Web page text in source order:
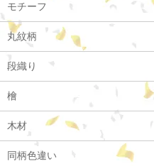
モチーフ
丸紋柄
段織り
檜
木材
同柄色違い